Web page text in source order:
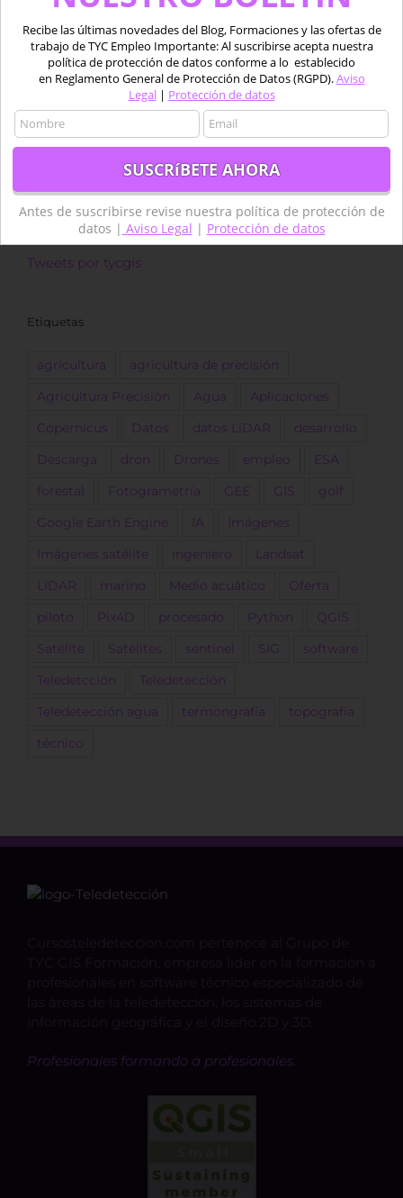
Antes de suscribirse revise nuestra política de
protección de datos |Aviso Legal|Protección de datos
Tweets por tycgis
Etiquetas
agricultura agricultura de precisión
Agricultura Precisión Agua Aplicaciones
Copernicus Datos datos LiDAR desarrollo
Descarga dron Drones empleo ESA
forestal Fotogrametría GEE GIS golf
Google Earth Engine IA Imágenes
Imágenes satélite ingeniero Landsat
LIDAR marino Medio acuático Oferta
piloto Pix4D procesado Python QGIS
Satélite Satélites sentinel SIG software
Teledetcción Teledetección
Teledetección agua termongrafía topografía
técnico
Profesionales formando a profesionales.
Recibe las últimas novedades del Blog, Formaciones y las ofertas de
trabajo de TYC Empleo Importante: Al suscribirse acepta nuestra
política de protección de datos conforme a lo establecido
en Reglamento General de Protección de Datos (RGPD).Aviso
Legal| Protección de datos
Antes de suscribirse revise nuestra política de protección de
datos | Aviso Legal | Protección de datos